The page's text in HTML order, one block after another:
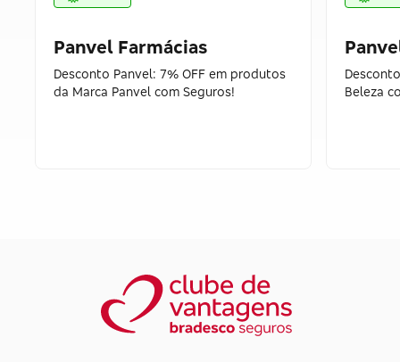
Panvel Farmácias
Desconto Panvel: 7% OFF em produtos
da Marca Panvel com Seguros!
Beleza